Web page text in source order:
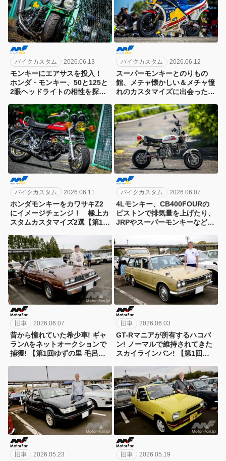
バイクカスタム 2026.06.13
モンキーにエアサスを投入！
ホンダ・モンキー、50と125と
2眼ヘッドライトの相性を探
ングin多摩】
バイクカスタム 2026.06.12
スーパーモンキーとのりもの
館、メチャ懐かしい＆メチャ憧
れのカスタマイズに出会った。
in多摩】
バイクカスタム 2026.06.11
ホンダモンキーをカワサキZ2
にイメージチェンジ！ 極上カ
スタムカスタマイズ2選【第18
摩】
バイクカスタム 2026.06.07
4Lモンキー、CB400FOURの
ピストンで排気量を上げたり、
JRPやスーパーモンキーなど当
モンキーミーティングin多摩】
旧車 2026.06.07
昔から憧れていた希少車! ギャ
ランΛをネットオークションで
捕獲! 【第1回ゆずの里 毛呂山
旧車 2026.06.03
GT-Rマニアが所有するハコバ
ン! ノーマルで維持されてきた
スカイラインバン! 【第1回ゆ
展示会】
旧車 2026.05.23 旧車 2026.05.19